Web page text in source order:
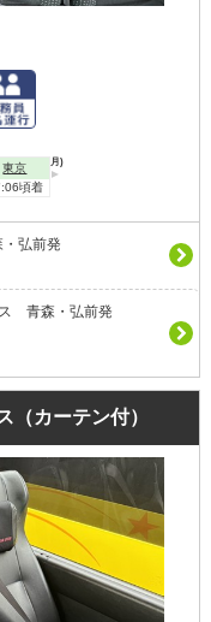
年08月10日(月)
東京
頃着
弘前発
青森・弘前発
（カーテン付）